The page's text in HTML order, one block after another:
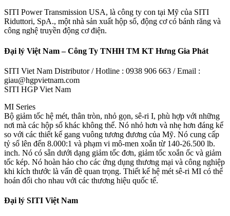
SITI Power Transmission USA, là công ty con tại Mỹ của SITI
Riduttori, SpA., một nhà sản xuất hộp số, động cơ có bánh răng và
công nghệ truyền động cơ điện.
Đại lý Việt Nam – Công Ty TNHH TM KT Hưng Gia Phát
SITI Viet Nam Distributor / Hotline : 0938 906 663 / Email :
giau@hgpvietnam.com
SITI HGP Viet Nam
MI Series
Bộ giảm tốc hệ mét, thân tròn, nhỏ gọn, sê-ri I, phù hợp với những
nơi mà các hộp số khác không thể. Nó nhỏ hơn và nhẹ hơn đáng kể
so với các thiết kế gang vuông tương đương của Mỹ. Nó cung cấp
tỷ số lên đến 8.000:1 và phạm vi mô-men xoắn từ 140-26.500 lb.
inch. Nó có sẵn dưới dạng giảm tốc đơn, giảm tốc xoắn ốc và giảm
tốc kép. Nó hoàn hảo cho các ứng dụng thương mại và công nghiệp
khi kích thước là vấn đề quan trọng. Thiết kế hệ mét sê-ri MI có thể
hoán đổi cho nhau với các thương hiệu quốc tế.
Đại lý SITI Việt Nam